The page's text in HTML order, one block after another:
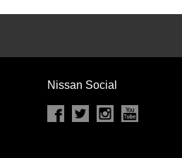
Nissan Social